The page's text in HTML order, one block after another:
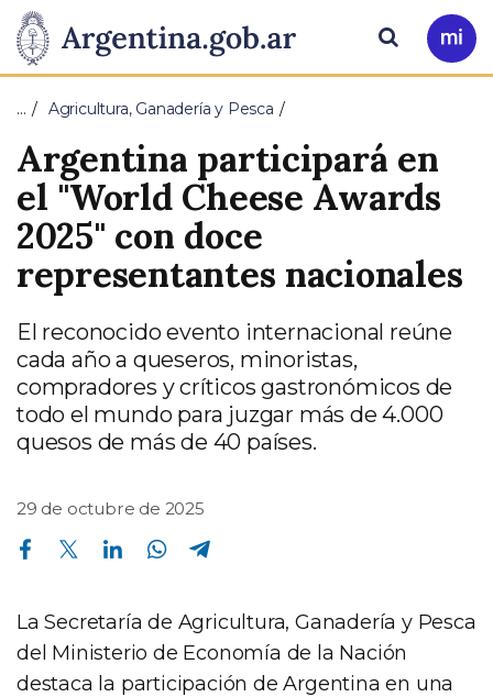
Presidencia
de
Nación
Pasar al contenido principal
Ir
a
Buscar
… Agricultura, Ganadería y Pesca
Argentina participará en
el "World Cheese Awards
2025" con doce
representantes nacionales
El reconocido evento internacional reúne
cada año a queseros, minoristas,
compradores y críticos gastronómicos de
todo el mundo para juzgar más de 4.000
quesos de más de 40 países.
29 de octubre de 2025
Compartir en Facebook Compartir en Twitter Compartir en Linkedin Compartir en Whatsapp
La Secretaría de Agricultura, Ganadería y Pesca
del Ministerio de Economía de la Nación
destaca la participación de Argentina en una